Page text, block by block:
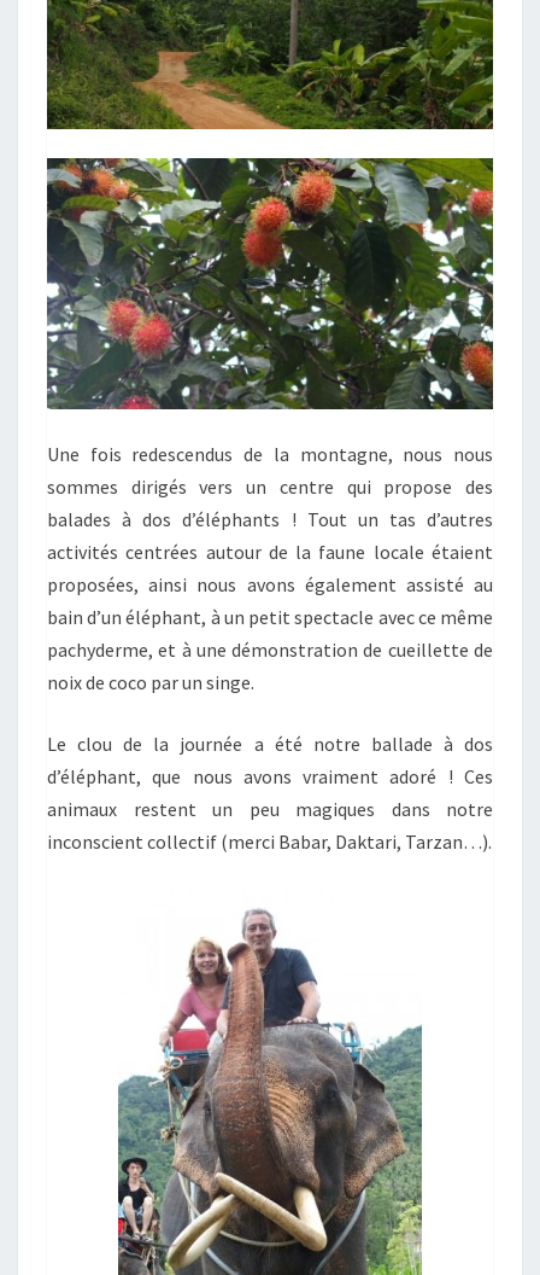
Une fois redescendus de la montagne, nous nous
sommes dirigés vers un centre qui propose des
balades à dos d’éléphants ! Tout un tas d’autres
activités centrées autour de la faune locale étaient
proposées, ainsi nous avons également assisté au
bain d’un éléphant, à un petit spectacle avec ce même
pachyderme, et à une démonstration de cueillette de
noix de coco par un singe.
Le clou de la journée a été notre ballade à dos
d’éléphant, que nous avons vraiment adoré ! Ces
animaux restent un peu magiques dans notre
inconscient collectif (merci Babar, Daktari, Tarzan…).